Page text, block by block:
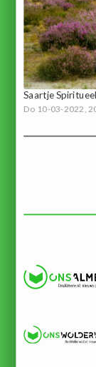
Saartje
Do 10-03-2022,